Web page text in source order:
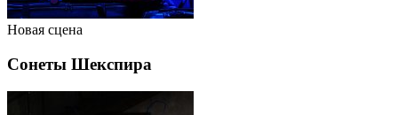
Новая сцена
Сонеты Шекспира